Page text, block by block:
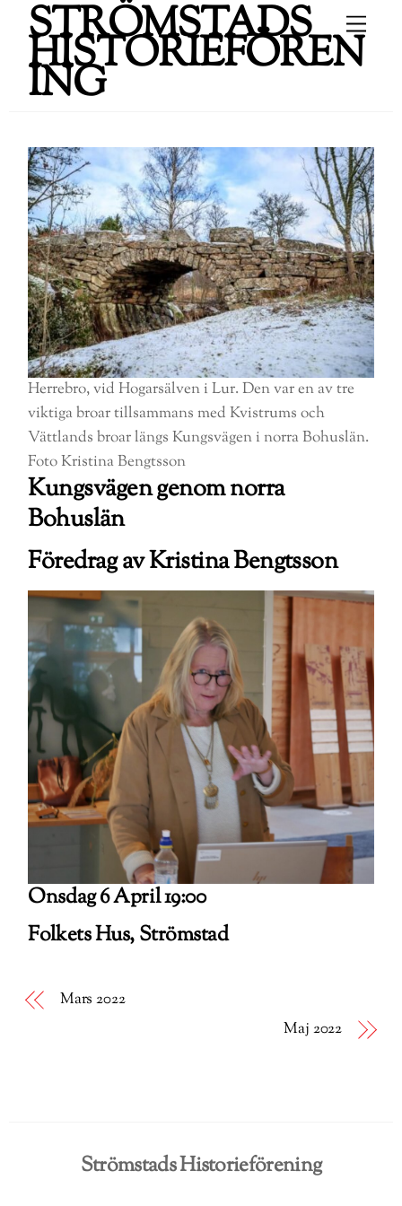
content
STRÖMSTADS
HISTORIEFÖREN
ING
Herrebro, vid Hogarsälven i Lur. Den var en av tre
viktiga broar tillsammans med Kvistrums och
Vättlands broar längs Kungsvägen i norra Bohuslän.
Foto Kristina Bengtsson
Kungsvägen genom norra
Bohuslän
Föredrag av Kristina Bengtsson
Onsdag 6 April 19:00
Folkets Hus, Strömstad
Mars 2022
Maj 2022
Strömstads Historieförening